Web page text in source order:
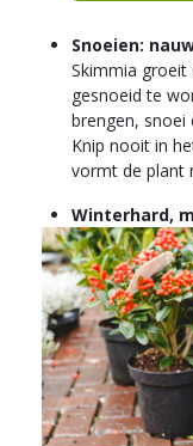
Snoeien:
Skimmia
gesnoeid te
brengen, snoei
Knip nooit in
vormt de plant
Winterhard,